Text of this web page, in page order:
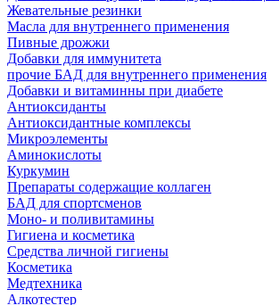
Жевательные резинки
Масла для внутреннего применения
Пивные дрожжи
Добавки для иммунитета
прочие БАД для внутреннего применения
Добавки и витаминны при диабете
Антиоксиданты
Антиоксидантные комплексы
Микроэлементы
Аминокислоты
Куркумин
Препараты содержащие коллаген
БАД для спортсменов
Моно- и поливитамины
Гигиена и косметика
Средства личной гигиены
Косметика
Медтехника
Алкотестер